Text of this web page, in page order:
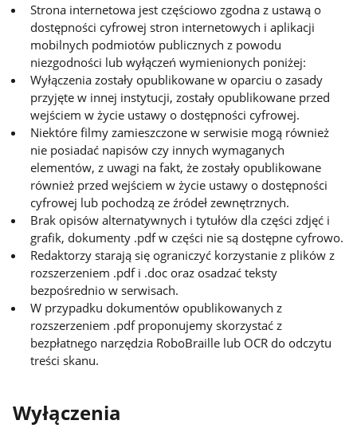
Strona internetowa jest częściowo zgodna z ustawą o
dostępności cyfrowej stron internetowych i aplikacji
mobilnych podmiotów publicznych z powodu
niezgodności lub wyłączeń wymienionych poniżej:
Wyłączenia zostały opublikowane w oparciu o zasady
przyjęte w innej instytucji, zostały opublikowane przed
wejściem w życie ustawy o dostępności cyfrowej.
Niektóre filmy zamieszczone w serwisie mogą również
nie posiadać napisów czy innych wymaganych
elementów, z uwagi na fakt, że zostały opublikowane
również przed wejściem w życie ustawy o dostępności
cyfrowej lub pochodzą ze źródeł zewnętrznych.
Brak opisów alternatywnych i tytułów dla części zdjęć i
grafik, dokumenty .pdf w części nie są dostępne cyfrowo.
Redaktorzy starają się ograniczyć korzystanie z plików z
rozszerzeniem .pdf i .doc oraz osadzać teksty
bezpośrednio w serwisach.
W przypadku dokumentów opublikowanych z
rozszerzeniem .pdf proponujemy skorzystać z
bezpłatnego narzędzia RoboBraille lub OCR do odczytu
treści skanu.
Wyłączenia